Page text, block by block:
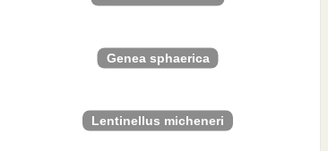
Genea sphaerica
Lentinellus micheneri